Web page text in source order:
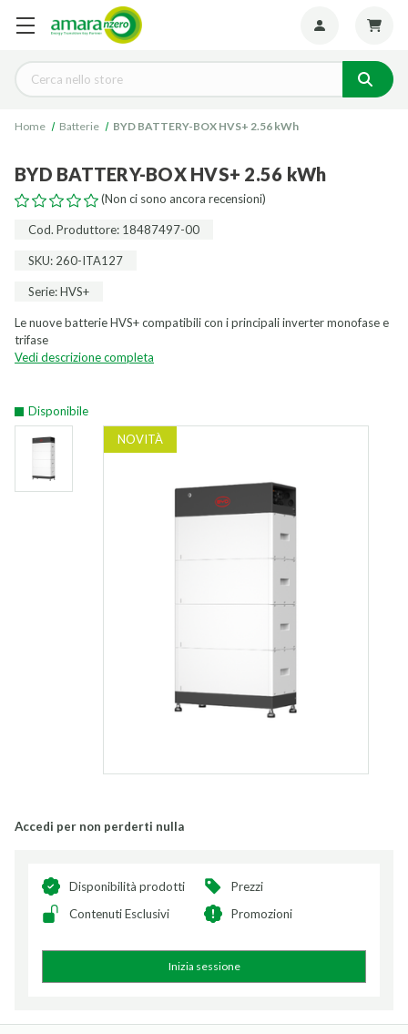
Cerca
Home Batterie BYD BATTERY-BOX HVS+ 2.56 kWh
NOVITÀ
BYD BATTERY-BOX HVS+ 2.56 kWh
(Non ci sono ancora recensioni)
Cod. Produttore: 18487497-00
SKU: 260-ITA127
Serie: HVS+
Le nuove batterie HVS+ compatibili con i principali inverter monofase e
trifase
Vedi descrizione completa
Disponibile
Accedi per non perderti nulla
Disponibilità prodotti
Prezzi
Contenuti Esclusivi
Promozioni
Inizia sessione